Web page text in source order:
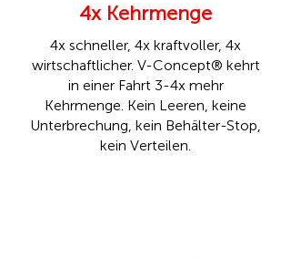
4x Kehrmenge
4x schneller, 4x kraftvoller, 4x
wirtschaftlicher. V-Concept® kehrt
in einer Fahrt 3-4x mehr
Kehrmenge. Kein Leeren, keine
Unterbrechung, kein Behälter-Stop,
kein Verteilen.